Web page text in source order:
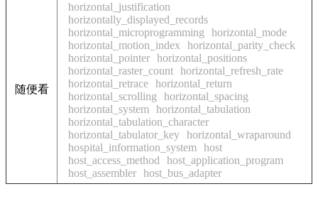
随便看
horizontal_justification
horizontally_displayed_records
horizontal_microprogramming
horizontal_mode
horizontal_motion_index
horizontal_parity_check
horizontal_pointer horizontal_positions
horizontal_raster_count horizontal_refresh_rate
horizontal_retrace horizontal_return
horizontal_scrolling
horizontal_spacing
horizontal_system
horizontal_tabulation
horizontal_tabulation_character
horizontal_tabulator_key horizontal_wraparound
hospital_information_system
host
host_access_method
host_application_program
host_assembler host_bus_adapter